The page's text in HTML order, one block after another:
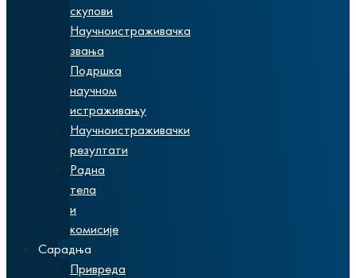
скупови
Научноистраживачка
звања
Подршка
научном
истраживању
Научноистраживачки
резултати
Радна
тела
и
комисије
Сарадња
Привреда